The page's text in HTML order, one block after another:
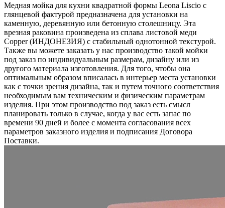
Медная мойка для кухни квадратной формы Leona Liscio с
глянцевой фактурой предназначена для установки на
каменную, деревянную или бетонную столешницу. Эта
врезная раковина произведена из сплава листовой меди
Copper (ИНДОНЕЗИЯ) c стабильный однотонной текстурой.
Также вы можете заказать у нас производство такой мойки
под заказ по индивидуальным размерам, дизайну или из
другого материала изготовления. Для того, чтобы она
оптимальным образом вписалась в интерьер места установки
как с точки зрения дизайна, так и путем точного соответствия
необходимым вам техническим и физическим параметрам
изделия. При этом производство под заказ есть смысл
планировать только в случае, когда у вас есть запас по
времени 90 дней и более с момента согласования всех
параметров заказного изделия и подписания Договора
Поставки.